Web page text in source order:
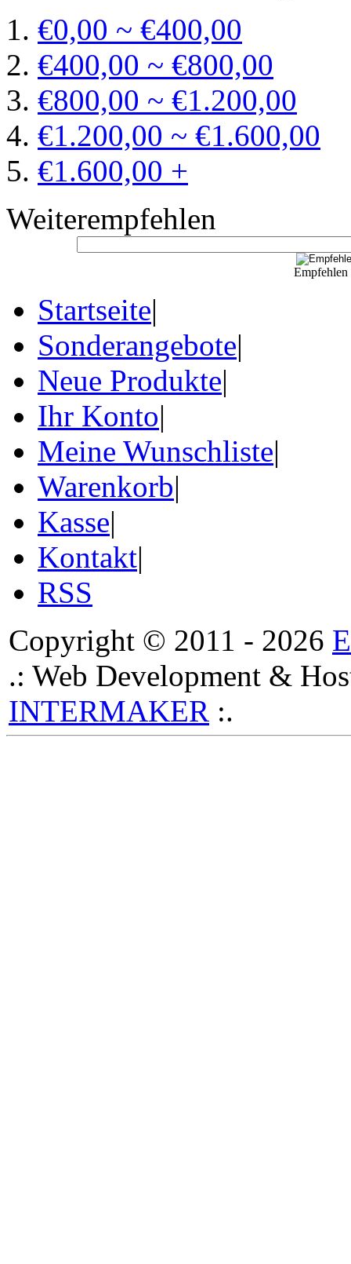
€0,00 ~ €400,00
€400,00 ~ €800,00
€800,00 ~ €1.200,00
€1.200,00 ~ €1.600,00
€1.600,00 +
Weiterempfehlen
Empfehlen
Startseite|
Sonderangebote|
Neue Produkte|
Ihr Konto|
Meine Wunschliste|
Warenkorb|
Kasse|
Kontakt|
RSS
Copyright © 2011 - 2026
.: Web Development &
INTERMAKER :.